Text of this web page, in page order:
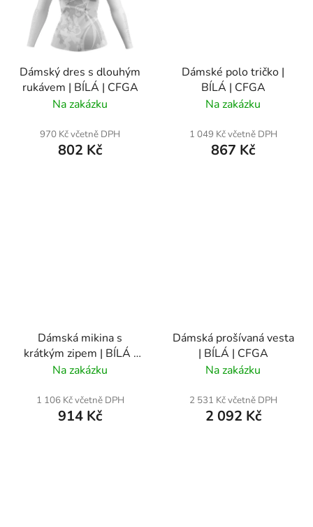
Dámský dres s dlouhým
rukávem | BÍLÁ | CFGA
Na zakázku
970 Kč včetně DPH
802 Kč
Dámské polo tričko |
BÍLÁ | CFGA
Na zakázku
1 049 Kč včetně DPH
867 Kč
Dámská mikina s
krátkým zipem | BÍLÁ |
CFGA
Na zakázku
1 106 Kč včetně DPH
914 Kč
Dámská prošívaná vesta
| BÍLÁ | CFGA
Na zakázku
2 531 Kč včetně DPH
2 092 Kč